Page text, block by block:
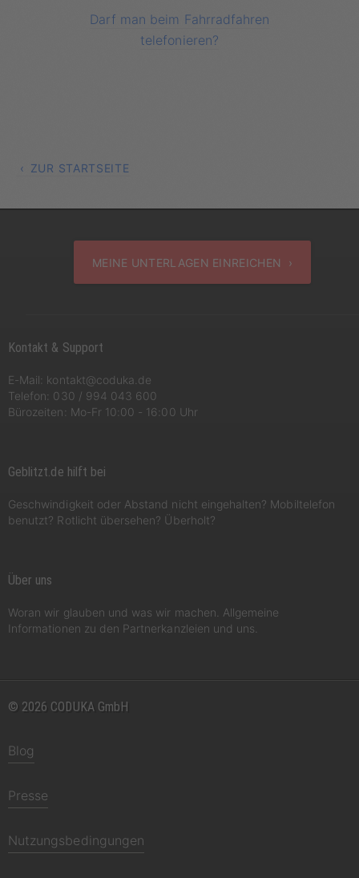
Darf man beim Fahrradfahren
telefonieren?
ZUR STARTSEITE
MEINE UNTERLAGEN EINREICHEN ›
Kontakt & Support
E-Mail: kontakt@coduka.de
Telefon: 030 / 994 043 600
Bürozeiten: Mo-Fr 10:00 - 16:00 Uhr
Geblitzt.de hilft bei
Geschwindigkeit oder Abstand nicht eingehalten? Mobiltelefon
benutzt? Rotlicht übersehen? Überholt?
Über uns
Woran wir glauben und was wir machen. Allgemeine
Informationen zu den Partnerkanzleien und uns.
© 2026 CODUKA GmbH
Blog
Presse
Nutzungsbedingungen